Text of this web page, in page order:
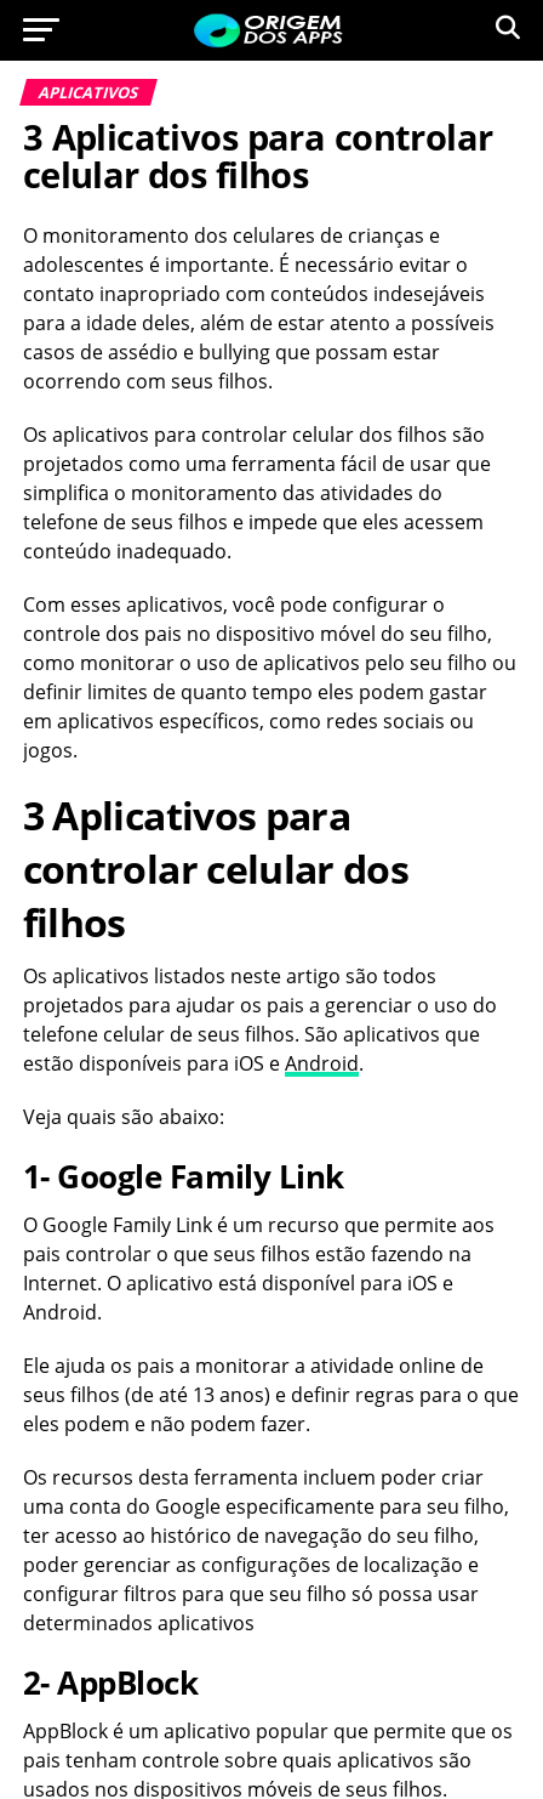
APLICATIVOS
3 Aplicativos para controlar
celular dos filhos
O monitoramento dos celulares de crianças e
adolescentes é importante. É necessário evitar o
contato inapropriado com conteúdos indesejáveis
para a idade deles, além de estar atento a possíveis
casos de assédio e bullying que possam estar
ocorrendo com seus filhos.
Os aplicativos para controlar celular dos filhos são
projetados como uma ferramenta fácil de usar que
simplifica o monitoramento das atividades do
telefone de seus filhos e impede que eles acessem
conteúdo inadequado.
Com esses aplicativos, você pode configurar o
controle dos pais no dispositivo móvel do seu filho,
como monitorar o uso de aplicativos pelo seu filho ou
definir limites de quanto tempo eles podem gastar
em aplicativos específicos, como redes sociais ou
jogos.
3 Aplicativos para
controlar celular dos
filhos
Os aplicativos listados neste artigo são todos
projetados para ajudar os pais a gerenciar o uso do
telefone celular de seus filhos. São aplicativos que
estão disponíveis para iOS eAndroid.
Veja quais são abaixo:
1- Google Family Link
O Google Family Link é um recurso que permite aos
pais controlar o que seus filhos estão fazendo na
Internet. O aplicativo está disponível para iOS e
Android.
Ele ajuda os pais a monitorar a atividade online de
seus filhos (de até 13 anos) e definir regras para o que
eles podem e não podem fazer.
Os recursos desta ferramenta incluem poder criar
uma conta do Google especificamente para seu filho,
ter acesso ao histórico de navegação do seu filho,
poder gerenciar as configurações de localização e
configurar filtros para que seu filho só possa usar
determinados aplicativos
2- AppBlock
AppBlock é um aplicativo popular que permite que os
pais tenham controle sobre quais aplicativos são
usados nos dispositivos móveis de seus filhos.